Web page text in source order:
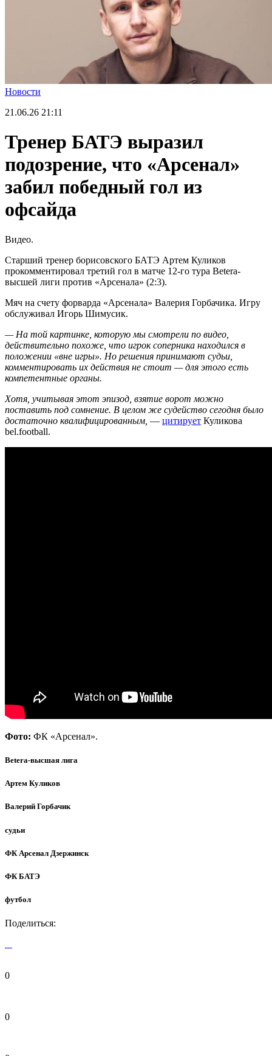
Новости
21.06.26 21:11
Тренер БАТЭ выразил
подозрение, что «Арсенал»
забил победный гол из
офсайда
Видео.
Старший тренер борисовского БАТЭ Артем Куликов
прокомментировал третий гол в матче 12-го тура Betera-
высшей лиги против «Арсенала» (2:3).
Мяч на счету форварда «Арсенала» Валерия Горбачика. Игру
обслуживал Игорь Шимусик.
— На той картинке, которую мы смотрели по видео,
действительно похоже, что игрок соперника находился в
положении «вне игры». Но решения принимают судьи,
комментировать их действия не стоит — для этого есть
компетентные органы.
Хотя, учитывая этот эпизод, взятие ворот можно
поставить под сомнение. В целом же судейство сегодня было
достаточно квалифицированным, — цитирует Куликова
bel.football.
Фото: ФК «Арсенал».
Betera-высшая лига
Артем Куликов
Валерий Горбачик
судьи
ФК Арсенал Дзержинск
ФК БАТЭ
футбол
Поделиться:
0
0